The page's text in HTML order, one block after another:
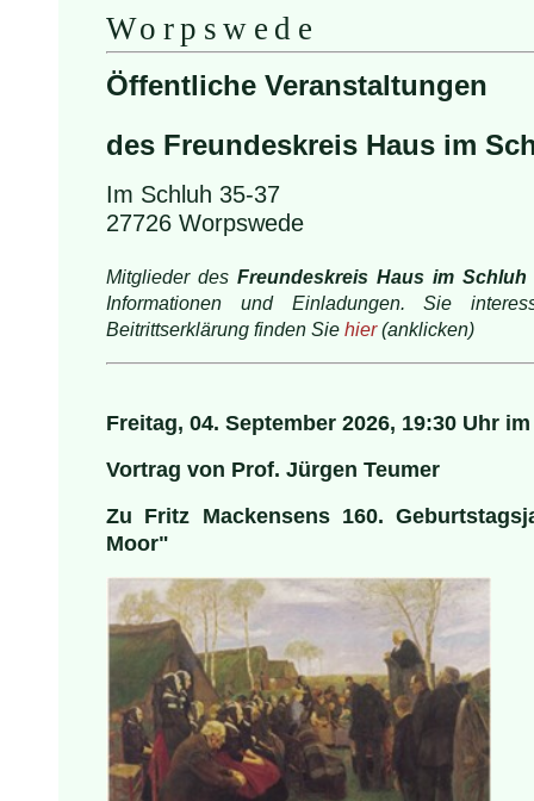
Worpswede
Öffentliche Veranstaltungen
des Freundeskreis Haus im
Im Schluh 35-37
27726 Worpswede
Mitglieder des Freundeskreis Haus im Schluh
Informationen und Einladungen. Sie
Beitrittserklärung finden Sie hier (anklicken)
Freitag, 04. September 2026, 19:30 Uhr
Vortrag von Prof. Jürgen Teumer
Zu Fritz Mackensens 160.
Moor"